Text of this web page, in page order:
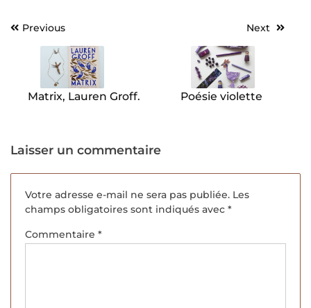
Navigation
l’article
Previous
Matrix, Lauren Groff.
Next
Poésie violette
Laisser un commentaire
Votre adresse e-mail ne sera pas publiée. Les
champs obligatoires sont indiqués avec *
Commentaire *